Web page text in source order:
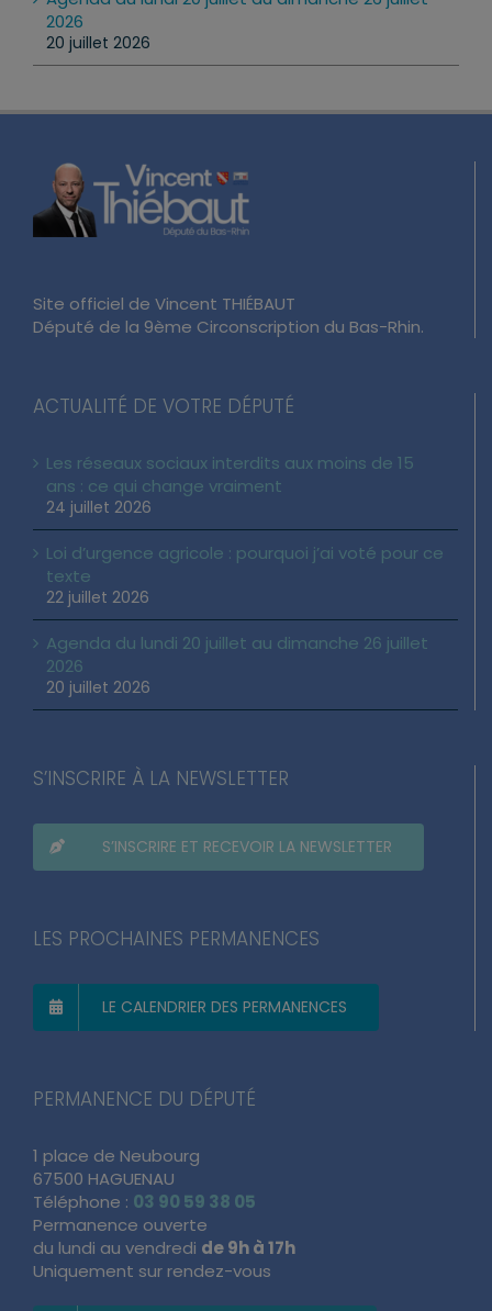
Agenda du lundi 20 juillet au dimanche 26 juillet
2026
20 juillet 2026
Site officiel de Vincent THIÉBAUT
Député de la 9ème Circonscription du Bas-Rhin.
ACTUALITÉ DE VOTRE DÉPUTÉ
Les réseaux sociaux interdits aux moins de 15
ans : ce qui change vraiment
24 juillet 2026
Loi d’urgence agricole : pourquoi j’ai voté pour ce
texte
22 juillet 2026
Agenda du lundi 20 juillet au dimanche 26 juillet
2026
20 juillet 2026
S’INSCRIRE À LA NEWSLETTER
LES PROCHAINES PERMANENCES
PERMANENCE DU DÉPUTÉ
1 place de Neubourg
67500 HAGUENAU
Téléphone :03 90 59 38 05
Permanence ouverte
du lundi au vendredide 9h à 17h
Uniquement sur rendez-vous